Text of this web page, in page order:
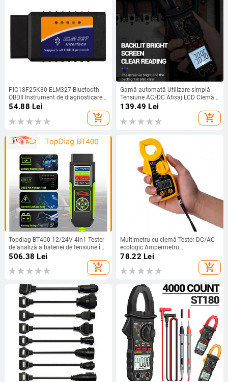
PIC18F25K80 ELM327 Bluetooth
OBDII Instrument de diagnosticare
Scanner Auto defecțiuni Cititor de
coduri pentru IOS SAU Android
54.88 Lei
add_shopping_cart
Gamă automată Utilizare simplă
Tensiune AC/DC Afișaj LCD Clemă
pentru electrician Multimetru cu
clemă pentru electrician pentru
casă
139.49 Lei
add_shopping_cart
Topdiag BT400 12/24V 4in1 Tester
de analiză a bateriei de tensiune în
circuit Tester de scurgeri de circuite
Instrumente de diagnosticare OBD2
pentru camion auto
506.38 Lei
add_shopping_cart
Multimetru cu clemă Tester DC/AC
ecologic Ampermetru
multifuncțional Voltmetru Ohm Hz
Instrument de măsurare ABS pentru
electrician
78.22 Lei
add_shopping_cart